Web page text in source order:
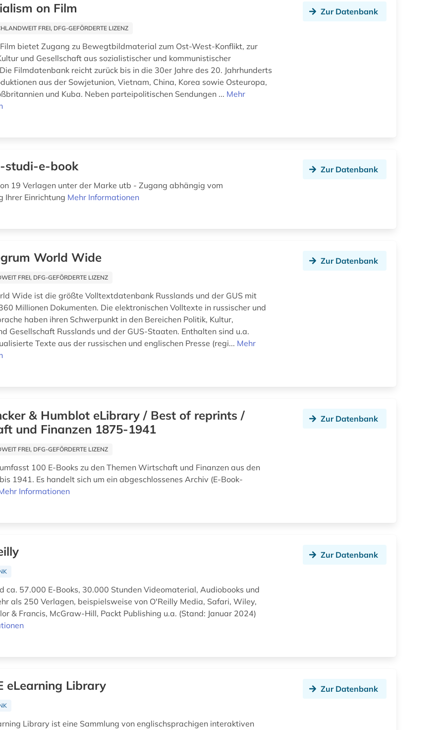
on Film
FREI, DFG-GEFÖRDERTE LIZENZ
bietet Zugang zu Bewegtbildmaterial zum Ost-West-Konflikt, zur
und Gesellschaft aus sozialistischer und kommunistischer
Filmdatenbank reicht zurück bis in die 30er Jahre des 20. Jahrhunderts
aus der Sowjetunion, Vietnam, China, Korea sowie Osteuropa,
und Kuba. Neben parteipolitischen Sendungen ... Mehr
Zur Datenbank
studi-e-book
19 Verlagen unter der Marke utb - Zugang abhängig vom
Ihrer Einrichtung Mehr Informationen
Zur Datenbank
World Wide
FREI, DFG-GEFÖRDERTE LIZENZ
Wide ist die größte Volltextdatenbank Russlands und der GUS mit
Millionen Dokumenten. Die elektronischen Volltexte in russischer und
haben ihren Schwerpunkt in den Bereichen Politik, Kultur,
Gesellschaft Russlands und der GUS-Staaten. Enthalten sind u.a.
Texte aus der russischen und englischen Presse (regi... Mehr
Zur Datenbank
& Humblot eLibrary / Best of reprints /
und Finanzen 1875-1941
FREI, DFG-GEFÖRDERTE LIZENZ
100 E-Books zu den Themen Wirtschaft und Finanzen aus den
1941. Es handelt sich um ein abgeschlossenes Archiv (E-Book-
Informationen
Zur Datenbank
ca. 57.000 E-Books, 30.000 Stunden Videomaterial, Audiobooks und
als 250 Verlagen, beispielsweise von O'Reilly Media, Safari, Wiley,
& Francis, McGraw-Hill, Packt Publishing u.a. (Stand: Januar 2024)
Zur Datenbank
eLearning Library
Library ist eine Sammlung von englischsprachigen interaktiven
Zur Datenbank